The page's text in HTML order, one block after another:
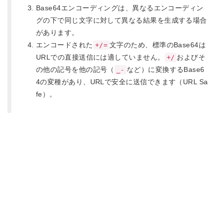
Base64エンコーディングは、異なるエンコーディン
グの下で同じ文字に対して異なる結果を生成する場合
があります。
エンコードされた +/= 文字のため、標準のBase64は
URLでの直接送信には適していません。
+/ およびそ
の他の記号を他の記号（
_- など）に変換するBase6
4の変種があり、URLで安全に送信できます（URL Sa
fe）。